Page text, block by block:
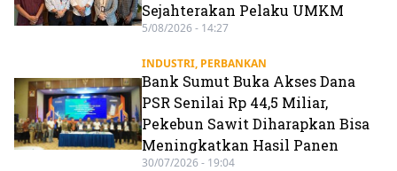
Sejahterakan Pelaku UMKM
5/08/2026 - 14:27
INDUSTRI, PERBANKAN
Bank Sumut Buka Akses Dana
PSR Senilai Rp 44,5 Miliar,
Pekebun Sawit Diharapkan Bisa
Meningkatkan Hasil Panen
30/07/2026 - 19:04